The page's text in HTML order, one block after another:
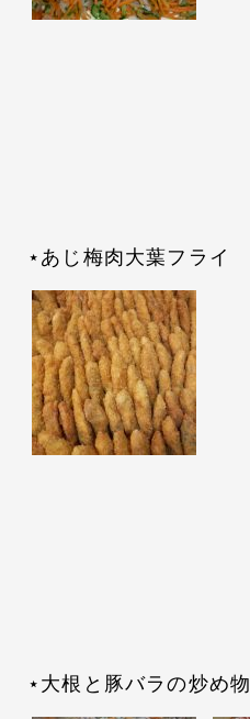
⋆あじ梅肉大葉フライ
⋆大根と豚バラの炒め物